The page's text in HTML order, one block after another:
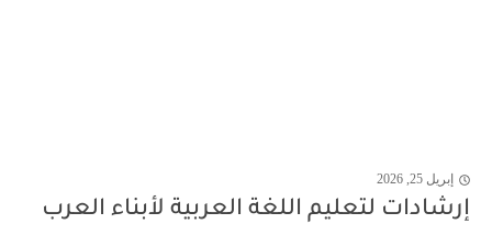
إبريل 25, 2026
إرشادات لتعليم اللغة العربية لأبناء العرب